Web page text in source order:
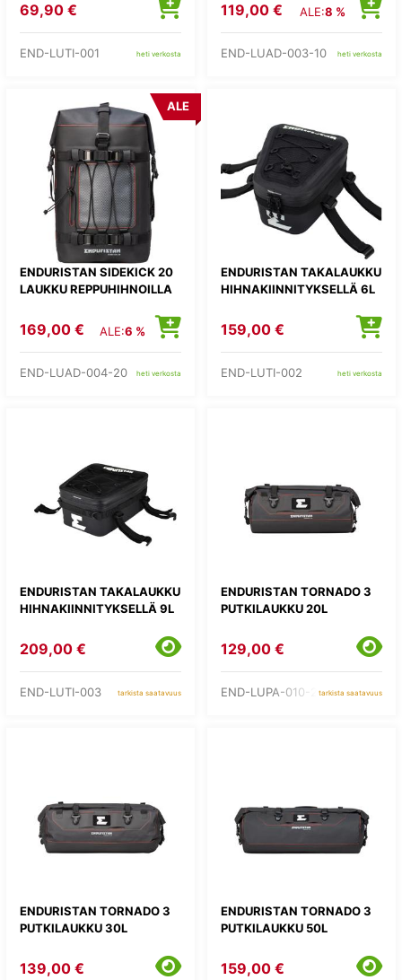
69,90 €
END-LUTI-001 heti verkosta
119,00 € ALE:8 %
END-LUAD-003-10 heti verkosta
ENDURISTAN SIDEKICK 20
LAUKKU REPPUHIHNOILLA
ALE
169,00 € ALE:6 %
END-LUAD-004-20 heti verkosta
ENDURISTAN TAKALAUKKU
HIHNAKIINNITYKSELLÄ 6L
159,00 €
END-LUTI-002 heti verkosta
ENDURISTAN TAKALAUKKU
HIHNAKIINNITYKSELLÄ 9L
209,00 €
END-LUTI-003 tarkista saatavuus
ENDURISTAN TORNADO 3
PUTKILAUKKU 20L
129,00 €
END-LUPA-010-20tarkista saatavuus
ENDURISTAN TORNADO 3
PUTKILAUKKU 30L
139,00 €
ENDURISTAN TORNADO 3
PUTKILAUKKU 50L
159,00 €